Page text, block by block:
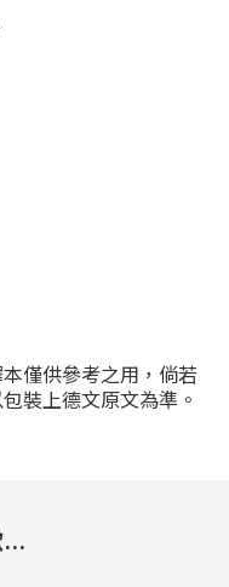
僅供參考之用，倘若
裝上德文原文為準。